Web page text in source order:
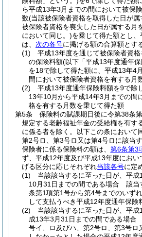
ら平成13年3月までの間において被保
数(当該被保険者資格を取得した日が
被保険者資格を喪失した日が属する月
において同じ。)を乗じて得た額とし
は、 次の各号に掲げる額の合算額とす
(1)
平成13年度を通じて被保険者資
の保険料額(以下「平成13年度通年
を18で除して得た額に、平成13年4
間において被保険者資格を有する月
(2)
平成13年度通年保険料額を9で除
13年10月から平成14年3月までの間
格を有する月数を乗じて得た額
第5条
保険料の賦課期日後に令第38条
規定する老齢福祉年金の受給権を有す
に係る者を除く。以下この条において
第2号ロ、第3号ロ又は第4号ロに該当
保険者に係る保険料の額は、 第6条第3
ず、平成12年度及び平成13年度におい
げる区分に応じそれぞれ当該各号に定
(1)
当該該当するに至った日が、平
10月31日までの間である場合 該当
条第1項第1号から第4号までのいず
して支払うべき平成12年度通年保険
(2)
当該該当するに至った日が、平
成13年3月31日までの間である場合
号イ、ロ及びハ、第2号ロ、第3号ロ